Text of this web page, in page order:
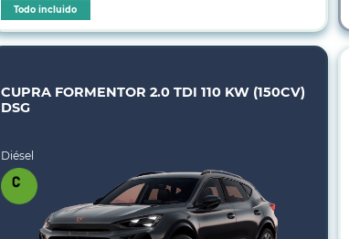
Todo incluido
CUPRA FORMENTOR 2.0 TDI 110 KW (150CV)
DSG
Diésel